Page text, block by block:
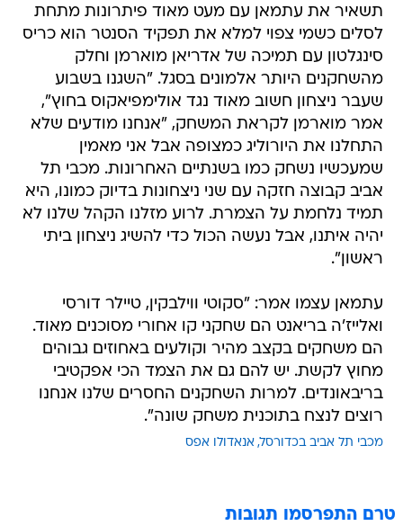
תשאיר את עתמאן עם מעט מאוד פיתרונות מתחת
לסלים כשמי צפוי למלא את תפקיד הסנטר הוא כריס
סינגלטון עם תמיכה של אדריאן מוארמן וחלק
מהשחקנים היותר אלמונים בסגל. "השגנו בשבוע
שעבר ניצחון חשוב מאוד נגד אולימפיאקוס בחוץ",
אמר מוארמן לקראת המשחק, "אנחנו מודעים שלא
התחלנו את היורוליג כמצופה אבל אני מאמין
שמעכשיו נשחק כמו בשנתיים האחרונות. מכבי תל
אביב קבוצה חזקה עם שני ניצחונות בדיוק כמונו, היא
תמיד נלחמת על הצמרת. לרוע מזלנו הקהל שלנו לא
יהיה איתנו, אבל נעשה הכול כדי להשיג ניצחון ביתי
ראשון".
עתמאן עצמו אמר: "סקוטי ווילבקין, טיילר דורסי
ואלייז'ה בריאנט הם שחקני קו אחורי מסוכנים מאוד.
הם משחקים בקצב מהיר וקולעים באחוזים גבוהים
מחוץ לקשת. יש להם גם את הצמד הכי אפקטיבי
בריבאונדים. למרות השחקנים החסרים שלנו אנחנו
רוצים לנצח בתוכנית משחק שונה".
מכבי תל אביב בכדורסל אנאדולו אפס
טרם התפרסמו תגובות